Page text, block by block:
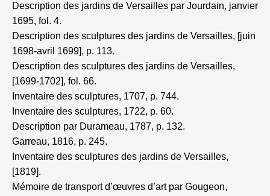
Description des jardins de Versailles par Jourdain, janvier
1695, fol. 4.
Description des sculptures des jardins de Versailles, [juin
1698-avril 1699], p. 113.
Description des sculptures des jardins de Versailles,
[1699-1702], fol. 66.
Inventaire des sculptures, 1707, p. 744.
Inventaire des sculptures, 1722, p. 60.
Description par Durameau, 1787, p. 132.
Garreau, 1816, p. 245.
Inventaire des sculptures des jardins de Versailles,
[1819].
Mémoire de transport d’œuvres d’art par Gougeon,